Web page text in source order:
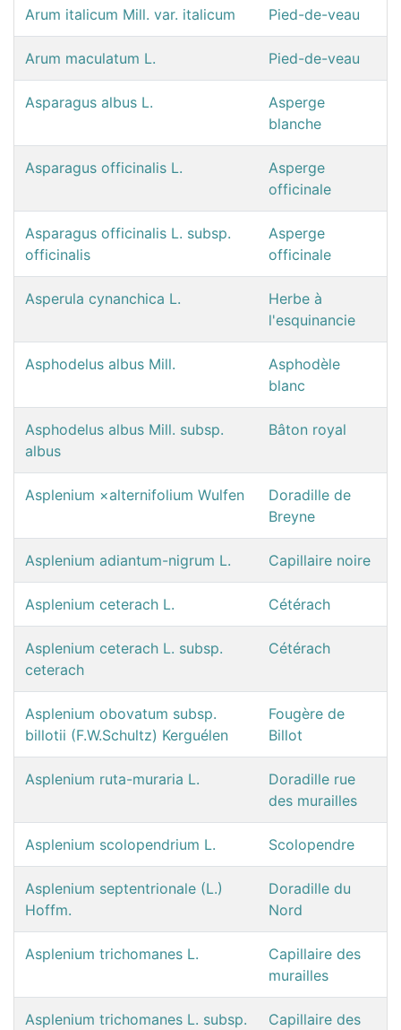
Arum italicum Mill. var. italicum Pied-de-veau
Arum maculatum L. Pied-de-veau
Asparagus albus L.
Asperge
blanche
Asparagus officinalis L.
Asperge
officinale
Asparagus officinalis L. subsp.
officinalis
Asperge
officinale
Asperula cynanchica L.
Herbe à
l'esquinancie
Asphodelus albus Mill.
Asphodèle
blanc
Asphodelus albus Mill. subsp.
albus
Bâton royal
Asplenium ×alternifolium Wulfen
Doradille de
Breyne
Asplenium adiantum-nigrum L. Capillaire noire
Asplenium ceterach L. Cétérach
Asplenium ceterach L. subsp.
ceterach
Cétérach
Asplenium obovatum subsp.
billotii (F.W.Schultz) Kerguélen
Fougère de
Billot
Asplenium ruta-muraria L.
Doradille rue
des murailles
Asplenium scolopendrium L. Scolopendre
Asplenium septentrionale (L.)
Hoffm.
Doradille du
Nord
Asplenium trichomanes L.
Capillaire des
murailles
Asplenium trichomanes L. subsp.
Capillaire des